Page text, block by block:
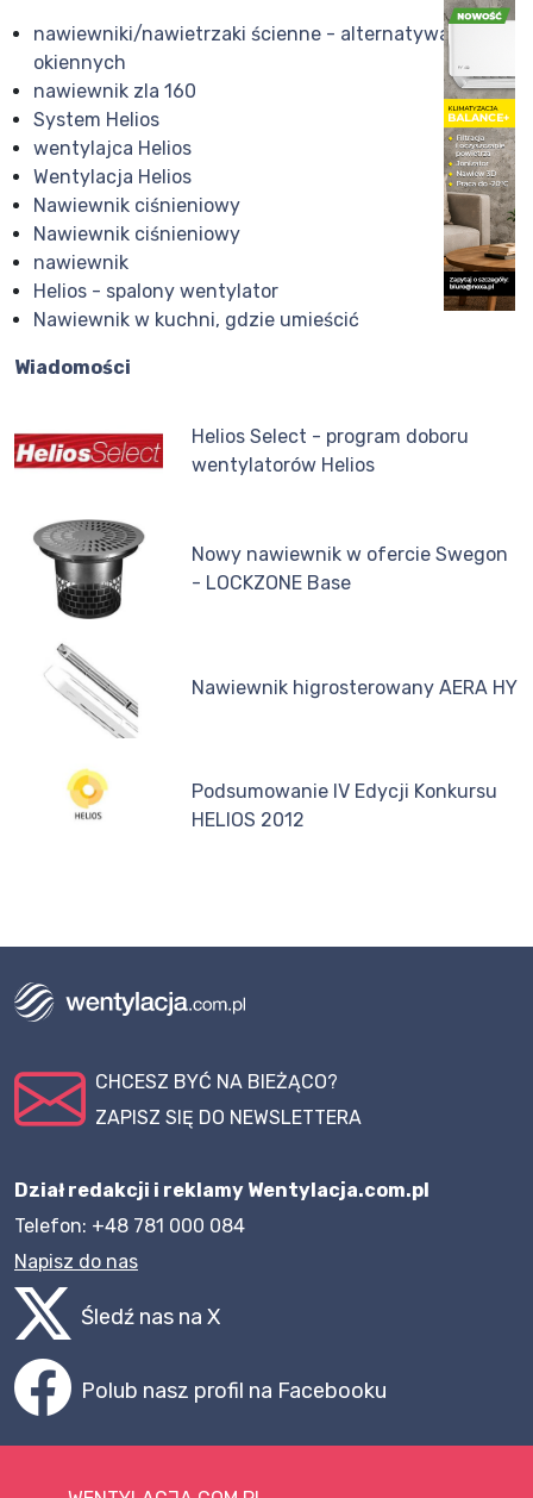
nawiewniki/nawietrzaki ścienne - alternatywa do
okiennych
nawiewnik zla 160
System Helios
wentylajca Helios
Wentylacja Helios
Nawiewnik ciśnieniowy
Nawiewnik ciśnieniowy
nawiewnik
Helios - spalony wentylator
Nawiewnik w kuchni, gdzie umieścić
Wiadomości
Helios Select - program doboru
wentylatorów Helios
Nowy nawiewnik w ofercie Swegon
- LOCKZONE Base
Nawiewnik higrosterowany AERA HY
Podsumowanie IV Edycji Konkursu
HELIOS 2012
CHCESZ BYĆ NA BIEŻĄCO?
ZAPISZ SIĘ DO NEWSLETTERA
Dział redakcji i reklamy Wentylacja.com.pl
Telefon: +48 781 000 084
Napisz do nas
Śledź nas na X
Polub nasz profil na Facebooku